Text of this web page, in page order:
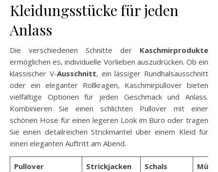
Kleidungsstücke für jeden
Anlass
Die verschiedenen Schnitte der Kaschmirprodukte
ermöglichen es, individuelle Vorlieben auszudrücken. Ob ein
klassischer V-Ausschnitt, ein lässiger Rundhalsausschnitt
oder ein eleganter Rollkragen, Kaschmirpullover bieten
vielfältige Optionen für jeden Geschmack und Anlass.
Kombinieren Sie einen schlichten Pullover mit einer
schönen Hose für einen legeren Look im Büro oder tragen
Sie einen detailreichen Strickmantel über einem Kleid für
einen eleganten Auftritt am Abend.
Pullover Strickjacken Schals